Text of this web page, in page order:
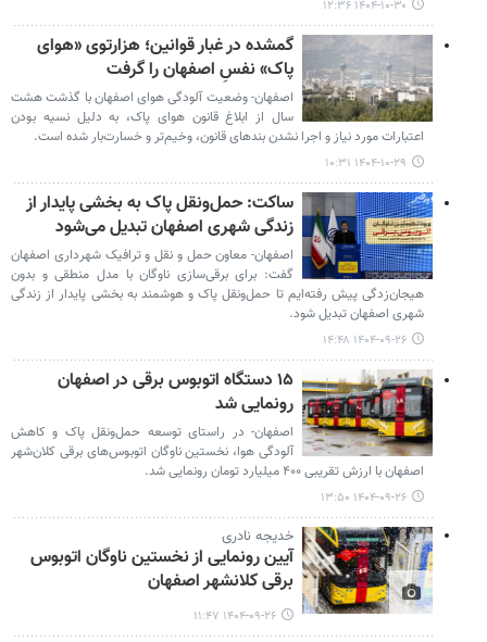
۱۴۰۴-۱۰-۳۰ ۱۲:۳۶
گمشده در غبار قوانین؛ هزارتوی «هوای
پاک» نفسِ اصفهان را گرفت
اصفهان- وضعیت آلودگی هوای اصفهان با گذشت هشت
سال از ابلاغ قانون هوای پاک، به دلیل نسیه بودن
اعتبارات مورد نیاز و اجرا نشدن بندهای قانون، وخیم‌تر و خسارت‌بار شده است.
۱۴۰۴-۱۰-۲۹ ۱۰:۳۱
ساکت: حمل‌ونقل پاک به بخشی پایدار از
زندگی شهری اصفهان تبدیل می‌شود
اصفهان- معاون حمل و نقل و ترافیک شهرداری اصفهان
گفت: برای برقی‌سازی ناوگان با مدل منطقی و بدون
هیجان‌زدگی پیش رفته‌ایم تا حمل‌ونقل پاک و هوشمند به بخشی پایدار از زندگی
شهری اصفهان تبدیل شود.
۱۴۰۴-۰۹-۲۶ ۱۴:۴۸
۱۵ دستگاه اتوبوس برقی در اصفهان
رونمایی شد
اصفهان- در راستای توسعه حمل‌ونقل پاک و کاهش
آلودگی هوا، نخستین ناوگان اتوبوس‌های برقی کلان‌شهر
اصفهان با ارزش تقریبی ۴۰۰ میلیارد تومان رونمایی شد.
۱۴۰۴-۰۹-۲۶ ۱۳:۵۰
خدیجه نادری
آیین رونمایی از نخستین ناوگان اتوبوس
برقی کلانشهر اصفهان
۱۴۰۴-۰۹-۲۶ ۱۱:۴۷